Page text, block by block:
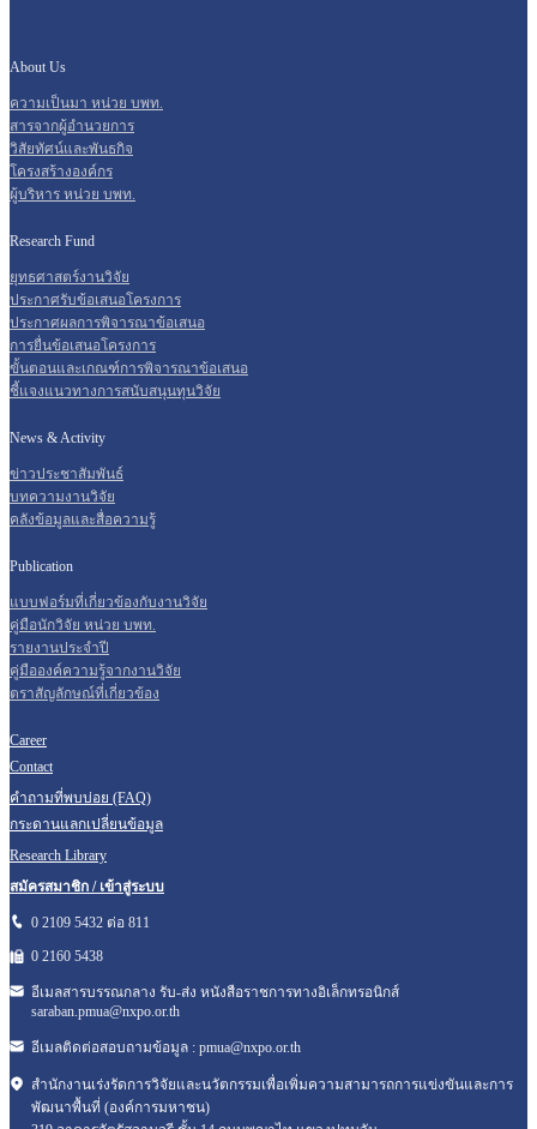
About Us
ความเป็นมา หน่วย บพท.
สารจากผู้อำนวยการ
วิสัยทัศน์และพันธกิจ
โครงสร้างองค์กร
ผู้บริหาร หน่วย บพท.
Research Fund
ยุทธศาสตร์งานวิจัย
ประกาศรับข้อเสนอโครงการ
ประกาศผลการพิจารณาข้อเสนอ
การยื่นข้อเสนอโครงการ
ขั้นตอนและเกณฑ์การพิจารณาข้อเสนอ
ชี้แจงแนวทางการสนับสนุนทุนวิจัย
News & Activity
ข่าวประชาสัมพันธ์
บทความงานวิจัย
คลังข้อมูลและสื่อความรู้
Publication
แบบฟอร์มที่เกี่ยวข้องกับงานวิจัย
คู่มือนักวิจัย หน่วย บพท.
รายงานประจำปี
คู่มือองค์ความรู้จากงานวิจัย
ตราสัญลักษณ์ที่เกี่ยวข้อง
Career
Contact
คำถามที่พบบ่อย (FAQ)
กระดานแลกเปลี่ยนข้อมูล
Research Library
สมัครสมาชิก / เข้าสู่ระบบ
0 2109 5432 ต่อ 811
0 2160 5438
อีเมลสารบรรณกลาง รับ-ส่ง หนังสือราชการทางอิเล็กทรอนิกส์
saraban.pmua@nxpo.or.th
อีเมลติดต่อสอบถามข้อมูล : pmua@nxpo.or.th
สำนักงานเร่งรัดการวิจัยและนวัตกรรมเพื่อเพิ่มความสามารถการแข่งขันและการ
พัฒนาพื้นที่ (องค์การมหาชน)